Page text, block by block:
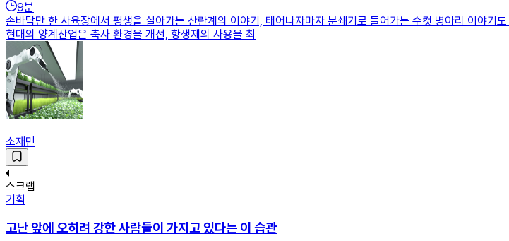
9분
손바닥만 한 사육장에서 평생을 살아가는 산란계의 이야기, 태어나자마자 분쇄기로 들어가는 수컷 병아리 이야
현대의 양계산업은 축사 환경을 개선, 항생제의 사용을 최
소재민
스크랩
기획
고난 앞에 오히려 강한 사람들이 가지고 있다는 이 습관